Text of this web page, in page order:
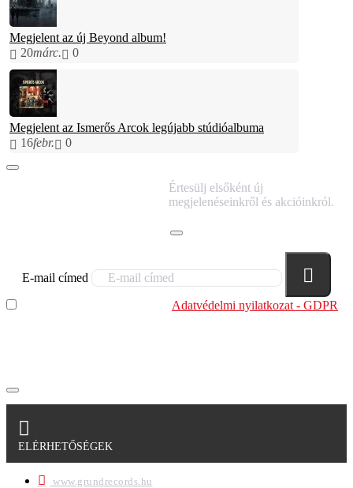
Megjelent az új Beyond album!
20márc. 0
Megjelent az Ismerős Arcok legújabb stúdióalbuma
16febr. 0
Értesülj elsőként új
megjelenéseinkről és akcióinkról.
E-mail címed
Adatvédelmi nyilatkozat - GDPR
ELÉRHETŐSÉGEK
www.grundrecords.hu